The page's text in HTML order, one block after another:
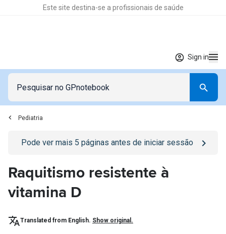
Este site destina-se a profissionais de saúde
Sign in
Pediatria
Go to/sign-inpage
Pode ver mais 5 páginas antes de iniciar sessão
Raquitismo resistente à
vitamina D
Translated from English. Show original.